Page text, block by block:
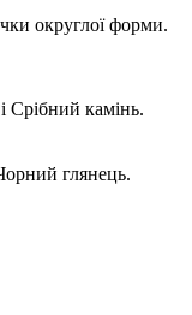
округлої форми.
Срібний камінь.
глянець.